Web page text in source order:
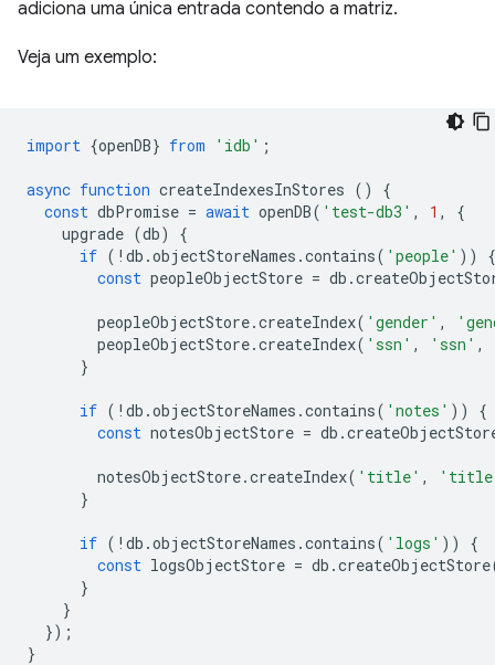
adiciona uma única entrada contendo a matriz.
Veja um exemplo:
import {openDB} from 'idb' ;
async function createIndexesInStores ()
{
const dbPromise = await openDB( 'test-db3' , 1 ,
{
upgrade (db)
{
if ( ! db .objectStoreNames .contains( 'people' ))
{
const peopleObjectStore = db .
peopleObjectStore.createIndex( 'gender' ,
peopleObjectStore.createIndex( 'ssn' , 'ssn' ,
}
if ( ! db .objectStoreNames .contains( 'notes' ))
{
const notesObjectStore = db .
notesObjectStore.createIndex( 'title' ,
}
if ( ! db .objectStoreNames .contains( 'logs' ))
{
const logsObjectStore = db .createObjectStore
}
}
});
}